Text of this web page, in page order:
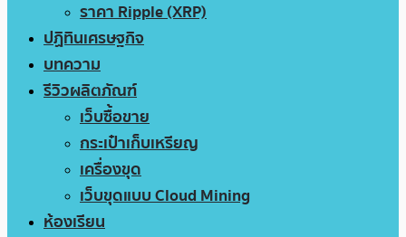
ราคา Ripple (XRP)
ปฏิทินเศรษฐกิจ
บทความ
รีวิวผลิตภัณฑ์
เว็บซื้อขาย
กระเป๋าเก็บเหรียญ
เครื่องขุด
เว็บขุดแบบ Cloud Mining
ห้องเรียน